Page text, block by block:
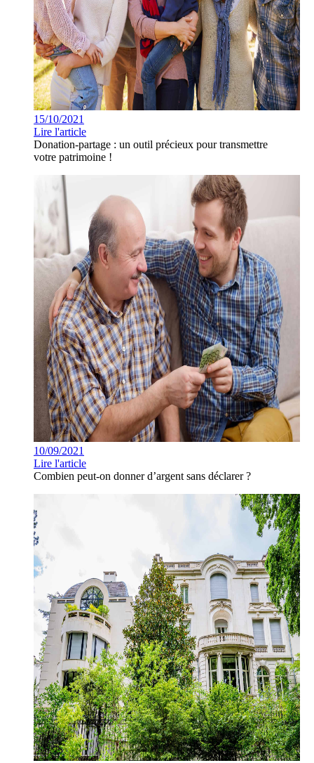
15/10/2021
Lire l'article
Donation-partage : un outil précieux pour transmettre
votre patrimoine !
10/09/2021
Lire l'article
Combien peut-on donner d’argent sans déclarer ?